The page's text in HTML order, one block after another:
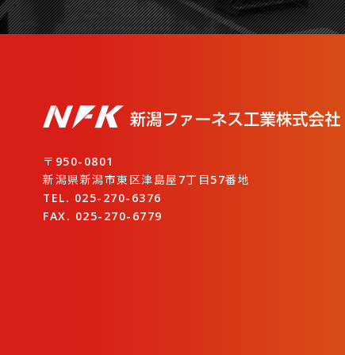
〒950-0801
新潟県新潟市東区津島屋7丁目57番地
TEL. 025-270-6376
FAX. 025-270-6779